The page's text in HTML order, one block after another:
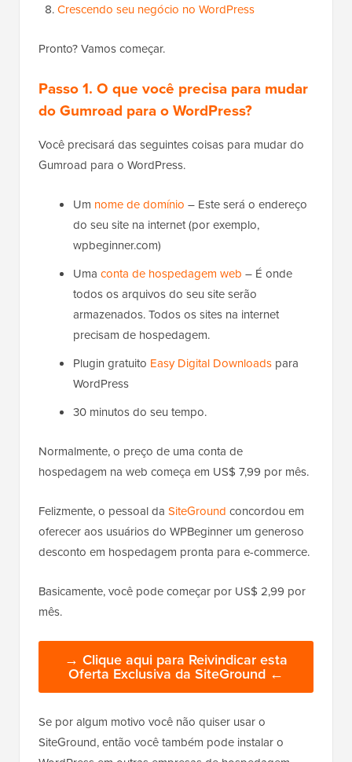
Crescendo seu negócio no WordPress
Pronto? Vamos começar.
Passo 1. O que você precisa para mudar
do Gumroad para o WordPress?
Você precisará das seguintes coisas para mudar do
Gumroad para o WordPress.
Um nome de domínio – Este será o endereço
do seu site na internet (por exemplo,
wpbeginner.com)
Uma conta de hospedagem web – É onde
todos os arquivos do seu site serão
armazenados. Todos os sites na internet
precisam de hospedagem.
Plugin gratuito Easy Digital Downloads para
WordPress
30 minutos do seu tempo.
Normalmente, o preço de uma conta de
hospedagem na web começa em US$ 7,99 por mês.
Felizmente, o pessoal da SiteGround concordou em
oferecer aos usuários do WPBeginner um generoso
desconto em hospedagem pronta para e-commerce.
Basicamente, você pode começar por US$ 2,99 por
mês.
→ Clique aqui para Reivindicar esta
Oferta Exclusiva da SiteGround ←
Se por algum motivo você não quiser usar o
SiteGround, então você também pode instalar o